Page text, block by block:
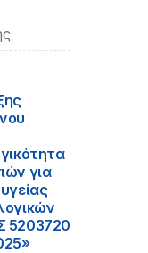
για
5203720